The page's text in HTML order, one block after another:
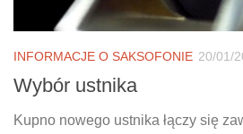
INFORMACJE O SAKSOFONIE 20/01/
Wybór ustnika
Kupno nowego ustnika łączy się